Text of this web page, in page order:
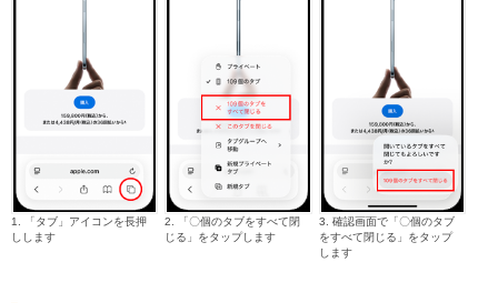
1. 「タブ」アイコンを長押
しします
2. 「〇個のタブをすべて閉
じる」をタップします
3. 確認画面で「〇個のタブ
をすべて閉じる」をタップ
します